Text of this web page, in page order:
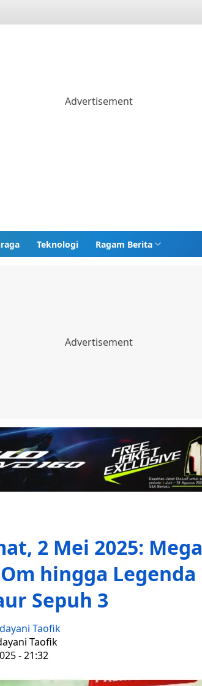
Teknologi Ragam Berita
2 Mei 2025: Mega
hingga Legenda
Sepuh 3
Taofik
Taofik
- 21:32